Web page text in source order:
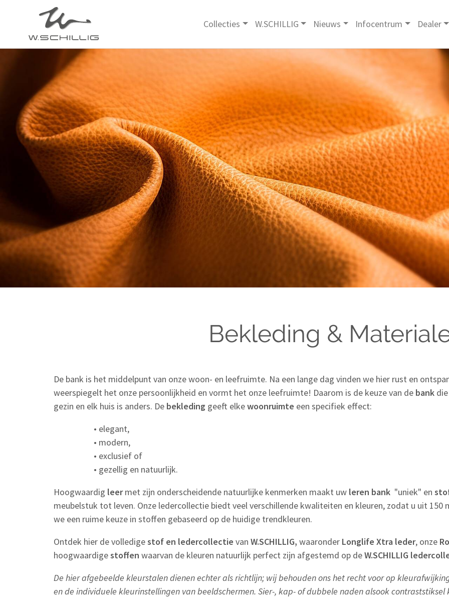
Collecties W.SCHILLIG Nieuws Infocentrum Dealer
Bekleding &
De bank is het middelpunt van onze woon- en leefruimte. Na een lange dag vinden we hier rust en
weerspiegelt het onze persoonlijkheid en vormt het onze leefruimte! Daarom is de keuze van de bank
gezin en elk huis is anders. De bekleding geeft elkewoonruimte een specifiek effect:
• elegant,
• modern,
• exclusief of
• gezellig en natuurlijk.
Hoogwaardig leermet zijn onderscheidende natuurlijke kenmerken maakt uw leren bank "uniek" en
meubelstuk tot leven. Onze ledercollectie biedt veel verschillende kwaliteiten en kleuren, zodat u uit 150
we een ruime keuze in stoffen gebaseerd op de huidige trendkleuren.
Ontdek hier de volledigestof en ledercollectie van W.SCHILLIG, waaronder Longlife Xtra leder, onze
hoogwaardigestoffen waarvan de kleuren natuurlijk perfect zijn afgestemd op deW.SCHILLIG
De hier afgebeelde kleurstalen dienen echter als richtlijn; wij behouden ons het recht voor op
en de individuele kleurinstellingen van beeldschermen. Sier-, kap- of dubbele naden alsook